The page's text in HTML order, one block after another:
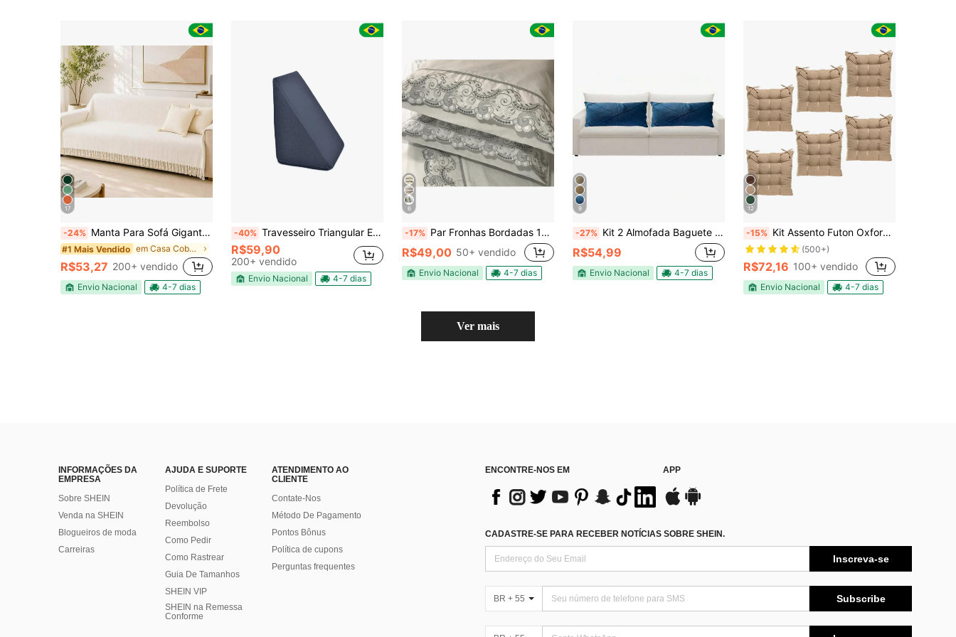
17
-24% Manta Para Sofá Gigante 4,00 x 1,70 XGG Algodão Macio Decorativa Luxo
#1 Mais Vendido em Casa Cobertores de sofá, mantas e cobertores pa
R$53,27 200+ vendido
Envio Nacional 4-7 dias
-40% Travesseiro Triangular Espuma Encosto Adulto Apoio Costas Repouso Leitura Preto
R$59,90
200+ vendido
Envio Nacional 4-7 dias
6
-17% Par Fronhas Bordadas 100% Algodão 200 Fios 70 X 50 Richilieu
R$49,00 50+ vendido
Envio Nacional 4-7 dias
9
-27% Kit 2 Almofada Baguete Grande Retangular Cruzada Cheia 70cm x 30cm
R$54,99
Envio Nacional 4-7 dias
12
-15% Kit Assento Futon Oxford Liso 40cmx40cm 6 Peças
(500+)
R$72,16 100+ vendido
Envio Nacional 4-7 dias
Ver mais
INFORMAÇÕES DA
EMPRESA
Sobre SHEIN
Venda na SHEIN
Blogueiros de moda
Carreiras
AJUDA E SUPORTE
Política de Frete
Devolução
Reembolso
Como Pedir
Como Rastrear
Guia De Tamanhos
SHEIN VIP
SHEIN na Remessa
Conforme
ATENDIMENTO AO
CLIENTE
Contate-Nos
Método De Pagamento
Pontos Bônus
Política de cupons
Perguntas frequentes
ENCONTRE-NOS EM APP
CADASTRE-SE PARA RECEBER NOTÍCIAS SOBRE SHEIN.
Inscreva-se
BR + 55 Subscribe